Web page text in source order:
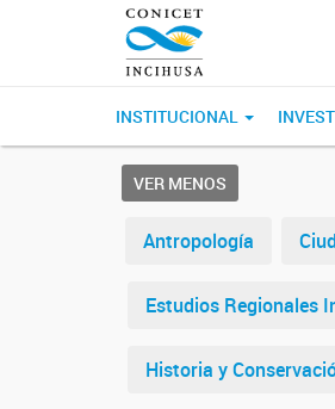
INSTITUCIONAL
VER MENOS
Antropología
Estudios Regionales
Historia y